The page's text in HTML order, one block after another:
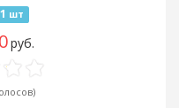
1 шт
руб.